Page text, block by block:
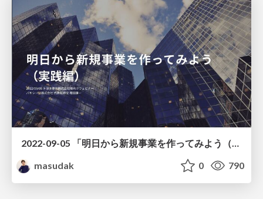
2022-09-05 「明日から新規事業を作ってみよう（実践編）」トヨタ車体株式会社様ウェビナー
masudak
0 790